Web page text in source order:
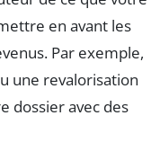
en avant les
Par exemple,
une revalorisation
dossier avec des